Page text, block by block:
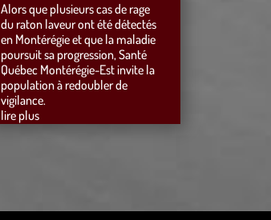
Alors que plusieurs cas de rage
du raton laveur ont été détectés
en Montérégie et que la maladie
poursuit sa progression, Santé
Québec Montérégie-Est invite la
population à redoubler de
vigilance.
lire plus